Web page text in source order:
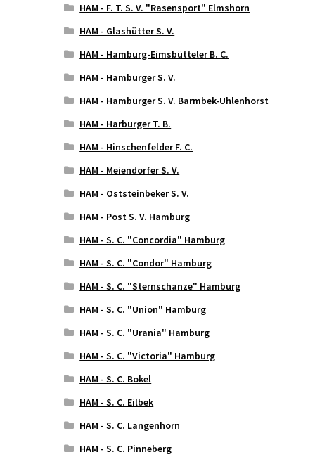
HAM - F. T. S. V. "Rasensport" Elmshorn
HAM - Glashütter S. V.
HAM - Hamburg-Eimsbütteler B. C.
HAM - Hamburger S. V.
HAM - Hamburger S. V. Barmbek-Uhlenhorst
HAM - Harburger T. B.
HAM - Hinschenfelder F. C.
HAM - Meiendorfer S. V.
HAM - Oststeinbeker S. V.
HAM - Post S. V. Hamburg
HAM - S. C. "Concordia" Hamburg
HAM - S. C. "Condor" Hamburg
HAM - S. C. "Sternschanze" Hamburg
HAM - S. C. "Union" Hamburg
HAM - S. C. "Urania" Hamburg
HAM - S. C. "Victoria" Hamburg
HAM - S. C. Bokel
HAM - S. C. Eilbek
HAM - S. C. Langenhorn
HAM - S. C. Pinneberg